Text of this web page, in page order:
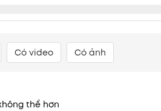
Có video Có ảnh
thể hơn